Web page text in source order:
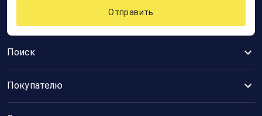
Поиск
Покупателю
Отправить